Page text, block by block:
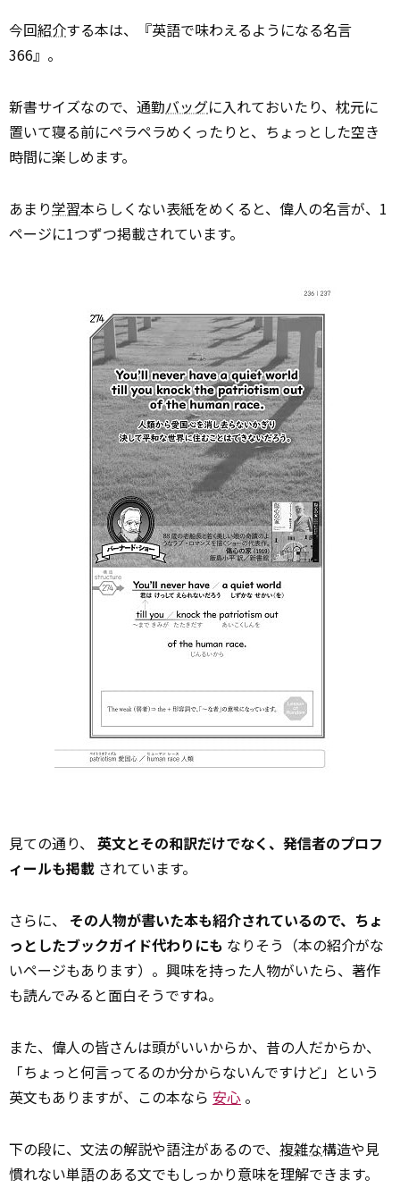
今回紹介する本は、『英語で味わえるようになる名言
366』。
新書サイズなので、通勤バッグに入れておいたり、枕元に
置いて寝る前にペラペラめくったりと、ちょっとした空き
時間に楽しめます。
あまり学習本らしくない表紙をめくると、偉人の名言が、1
ページに1つずつ掲載されています。
見ての通り、 英文とその和訳だけでなく、発信者のプロフ
ィールも掲載 されています。
さらに、 その人物が書いた本も紹介されているので、ちょ
っとしたブックガイド代わりにも なりそう（本の紹介がな
いページもあります）。興味を持った人物がいたら、著作
も読んでみると面白そうですね。
また、偉人の皆さんは頭がいいからか、昔の人だからか、
「ちょっと何言ってるのか分からないんですけど」という
英文もありますが、この本なら 安心 。
下の段に、文法の解説や語注があるので、 複雑な構造や見
慣れない単語のある文でもしっかり意味を理解できます。